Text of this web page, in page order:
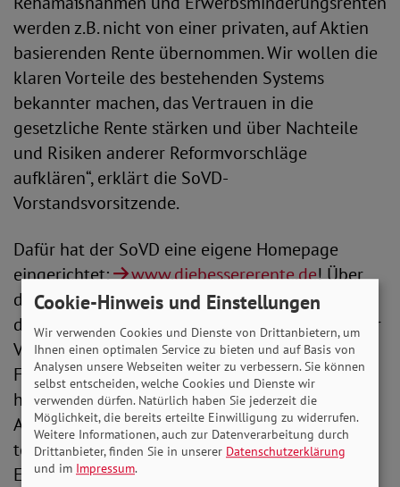
werden z.B. nicht von einer privaten, auf Aktien
basierenden Rente übernommen. Wir wollen die
klaren Vorteile des bestehenden Systems
bekannter machen, das Vertrauen in die
gesetzliche Rente stärken und über Nachteile
und Risiken anderer Reformvorschläge
aufklären“, erklärt die SoVD-
Vorstandsvorsitzende.
Dafür hat der SoVD eine eigene Homepage
eingerichtet:
www.diebessererente.de! Über
die Social-Media-Kanäle wird diese Seite unter
dem Hashtag #diebessererente flankiert und der
Verband geht in die Diskussion mit seinen
Followern und seinen Mitgliedern. Denn auch
hier gibt es durchaus Kritik an bestimmten
Ausgestaltungen der gesetzlichen Rente und
teilweise zu niedrigen Renten. „Diese
Einschätzungen nehmen wir sehr ernst und
Cookie-Hinweis und Einstellungen
Wir verwenden Cookies und Dienste von Drittanbietern, um
Ihnen einen optimalen Service zu bieten und auf Basis von
Analysen unsere Webseiten weiter zu verbessern. Sie können
selbst entscheiden, welche Cookies und Dienste wir
verwenden dürfen. Natürlich haben Sie jederzeit die
Möglichkeit, die bereits erteilte Einwilligung zu widerrufen.
Weitere Informationen, auch zur Datenverarbeitung durch
Drittanbieter, finden Sie in unserer Datenschutzerklärung
und im Impressum.